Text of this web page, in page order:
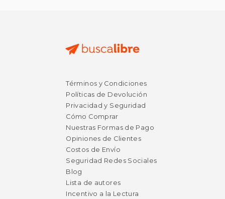
Términos y Condiciones
Políticas de Devolución
Privacidad y Seguridad
Cómo Comprar
Nuestras Formas de Pago
Opiniones de Clientes
Costos de Envío
Seguridad Redes Sociales
Blog
Lista de autores
Incentivo a la Lectura